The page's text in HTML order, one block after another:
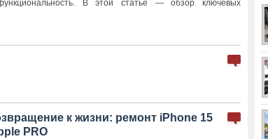
В этой статье — обзор ключевых
к жизни: ремонт iPhone 15
PRO